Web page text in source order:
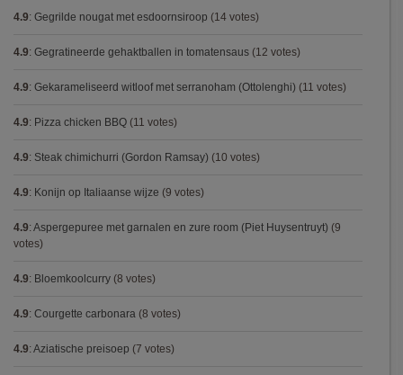
4.9: Gegrilde nougat met esdoornsiroop (14 votes)
4.9: Gegratineerde gehaktballen in tomatensaus (12 votes)
4.9: Gekarameliseerd witloof met serranoham (Ottolenghi) (11 votes)
4.9: Pizza chicken BBQ (11 votes)
4.9: Steak chimichurri (Gordon Ramsay) (10 votes)
4.9: Konijn op Italiaanse wijze (9 votes)
4.9: Aspergepuree met garnalen en zure room (Piet Huysentruyt) (9
votes)
4.9: Bloemkoolcurry (8 votes)
4.9: Courgette carbonara (8 votes)
4.9: Aziatische preisoep (7 votes)